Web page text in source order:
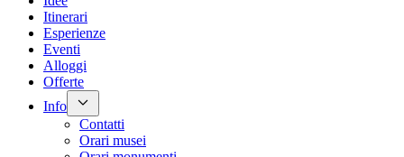
Itinerari
Esperienze
Eventi
Alloggi
Offerte
Info
Contatti
Orari musei